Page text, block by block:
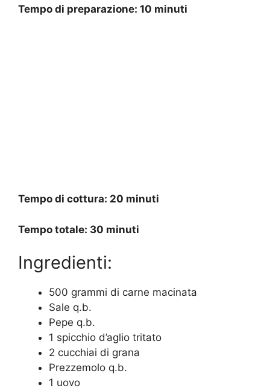
Tempo di preparazione: 10 minuti
Tempo di cottura: 20 minuti
Tempo totale: 30 minuti
Ingredienti:
500 grammi di carne macinata
Sale q.b.
Pepe q.b.
1 spicchio d’aglio tritato
2 cucchiai di grana
Prezzemolo q.b.
1 uovo